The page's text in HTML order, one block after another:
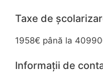
Taxe de
1958€ până la
Informații de